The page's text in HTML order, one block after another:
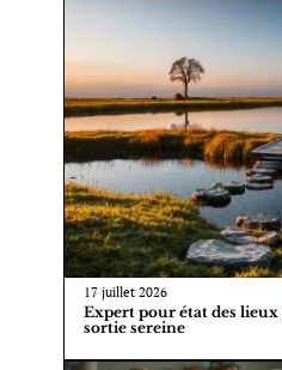
17 juillet 2026
Expert pour état des lieux
sortie sereine